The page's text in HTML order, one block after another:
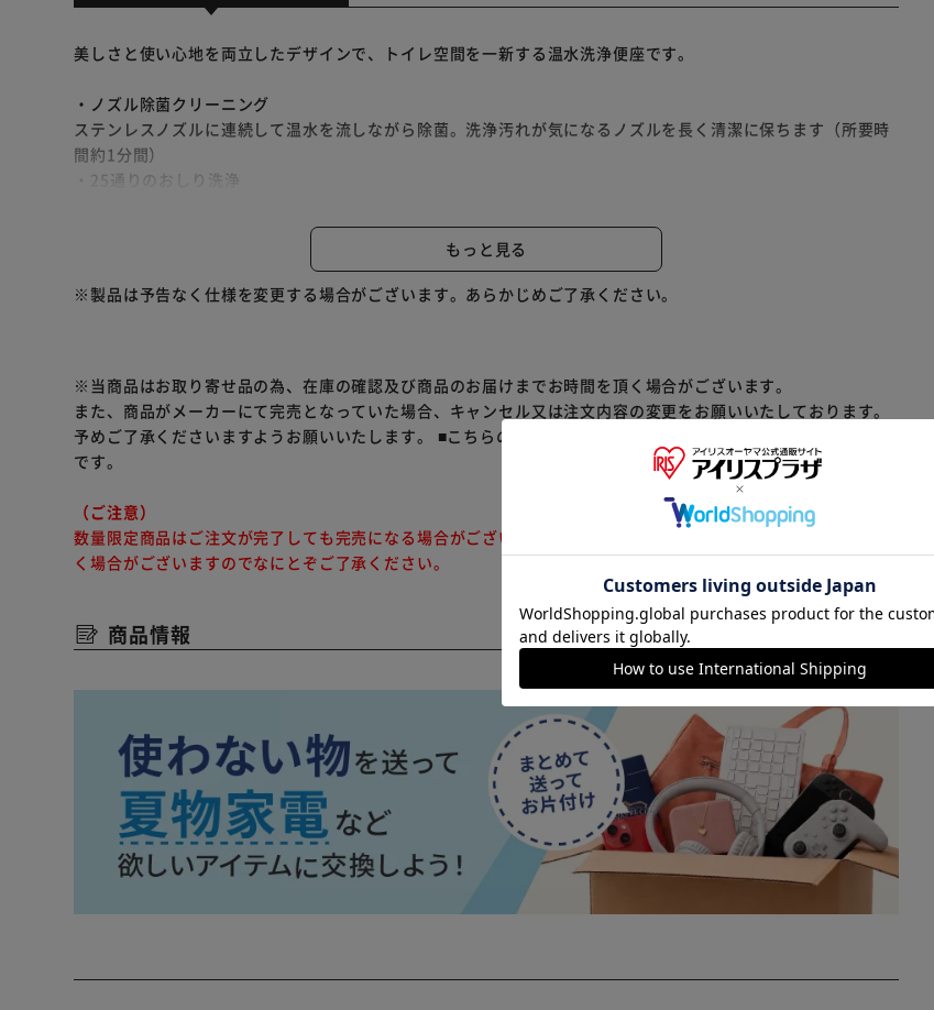
美しさと使い心地を両立したデザインで、トイレ空間を一新する温水洗浄便座です。
・ノズル除菌クリーニング
ステンレスノズルに連続して温水を流しながら除菌。洗浄汚れが気になるノズルを長く清潔に保ちます（所要時
間約1分間）
・25通りのおしり洗浄
・使わない時間を学習する「かしこく節電スマート暖房便座」
1日の便座の使用パターンを学習し、1週間ごとに使用パターンを見直して、より効率よく節電します。最大約
もっと見る
※製品は予告なく仕様を変更する場合がございます。あらかじめご了承ください。
※当商品はお取り寄せ品の為、在庫の確認及び商品のお届けまでお時間を頂く場合がございます。
また、商品がメーカーにて完売となっていた場合、キャンセル又は注文内容の変更をお願いいたしております。
予めご了承くださいますようお願いいたします。 ■こちらの商品はアイリスプラザがセレクトしたオススメ商品
です。
（ご注意）
数量限定商品はご注文が完了しても完売になる場合がございます。ご注文をいただいた後にお断りさせていただ
く場合がございますのでなにとぞご了承ください。
商品情報
※ご確認ください